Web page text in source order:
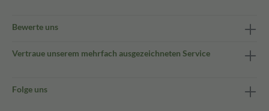
Bewerte uns
Vertraue unserem mehrfach ausgezeichneten Service
Folge uns